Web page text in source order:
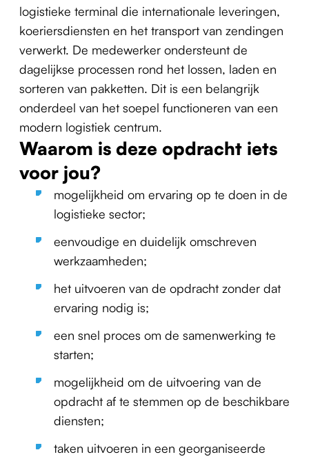
logistieke terminal die internationale leveringen,
koeriersdiensten en het transport van zendingen
verwerkt. De medewerker ondersteunt de
dagelijkse processen rond het lossen, laden en
sorteren van pakketten. Dit is een belangrijk
onderdeel van het soepel functioneren van een
modern logistiek centrum.
Waarom is deze opdracht iets
voor jou?
mogelijkheid om ervaring op te doen in de
logistieke sector;
eenvoudige en duidelijk omschreven
werkzaamheden;
het uitvoeren van de opdracht zonder dat
ervaring nodig is;
een snel proces om de samenwerking te
starten;
mogelijkheid om de uitvoering van de
opdracht af te stemmen op de beschikbare
diensten;
taken uitvoeren in een georganiseerde